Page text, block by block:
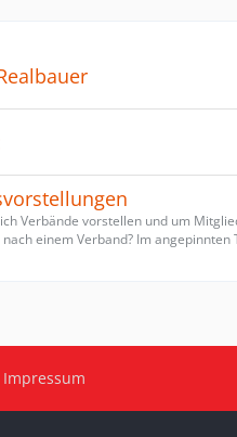
Verbände vorstellen und um
einem Verband? Im
Impressum